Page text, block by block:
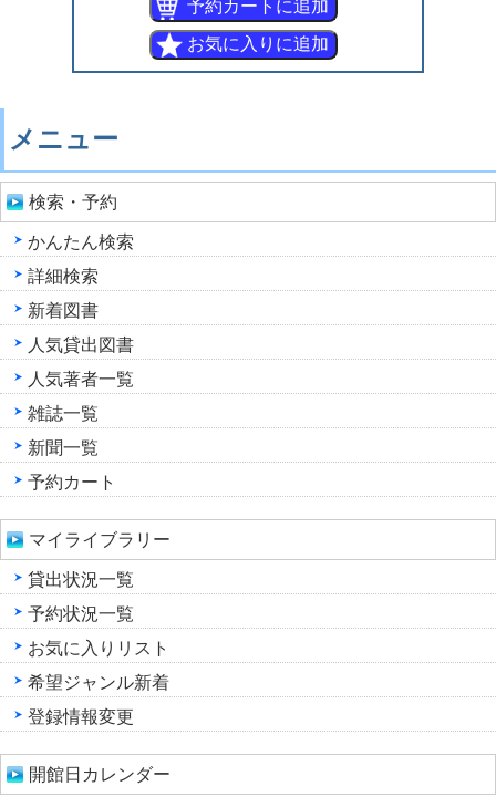
メニュー
検索・予約
かんたん検索
詳細検索
新着図書
人気貸出図書
人気著者一覧
雑誌一覧
新聞一覧
予約カート
マイライブラリー
貸出状況一覧
予約状況一覧
お気に入りリスト
希望ジャンル新着
登録情報変更
開館日カレンダー